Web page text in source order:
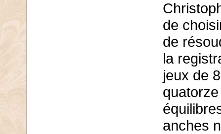
de
de
la
jeux de
anches